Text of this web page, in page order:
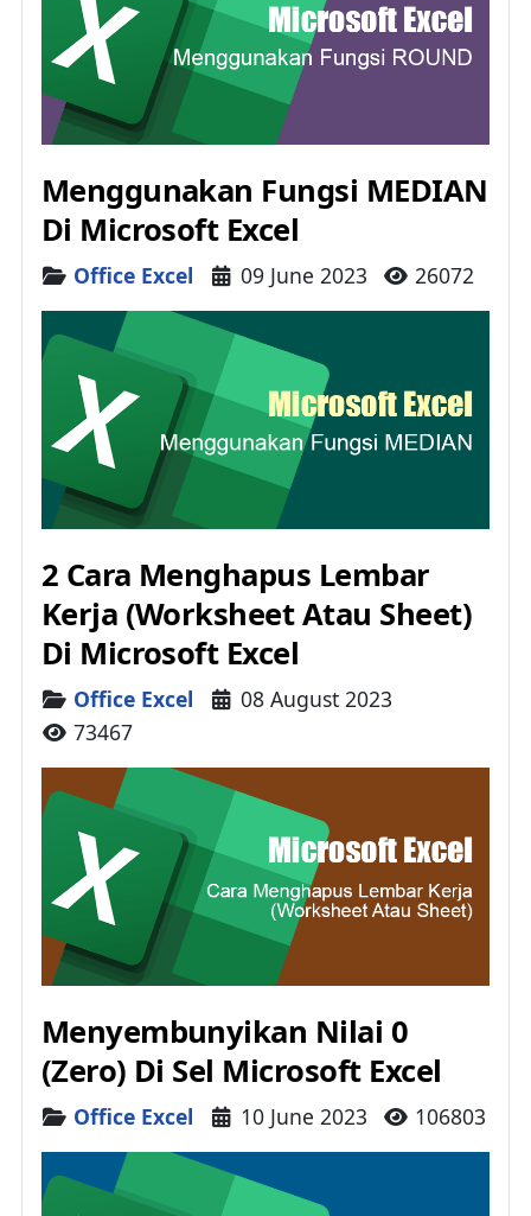
Menggunakan Fungsi MEDIAN
Di Microsoft Excel
DetailsOffice Excel 09 June 2023 26072
2 Cara Menghapus Lembar
Kerja (Worksheet Atau Sheet)
Di Microsoft Excel
DetailsOffice Excel
08 August 2023
73467
Menyembunyikan Nilai 0
(Zero) Di Sel Microsoft Excel
DetailsOffice Excel 10 June 2023 106803